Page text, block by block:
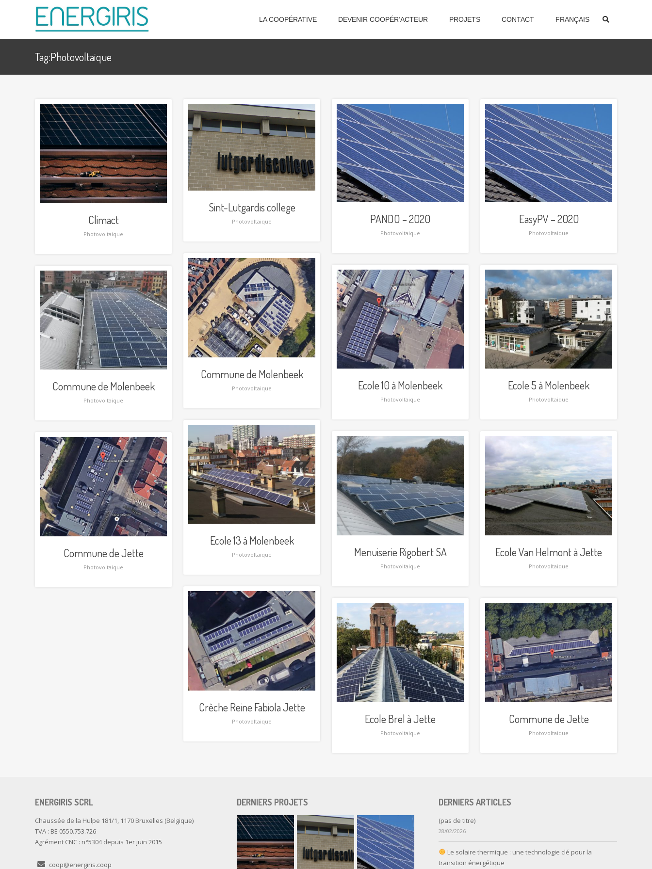
LA COOPÉRATIVE DEVENIR COOPÉR’ACTEUR PROJETS CONTACT FRANÇAIS
Tag:Photovoltaïque
Climact
Photovoltaique
Sint-Lutgardis college
Photovoltaique PANDO – 2020
Photovoltaique
EasyPV – 2020
Photovoltaique
Commune de Molenbeek
Photovoltaique Ecole 10 à Molenbeek
Photovoltaique
Ecole 5 à Molenbeek
Photovoltaique
Commune de Molenbeek
Photovoltaique
Ecole 13 à Molenbeek
Photovoltaique Menuiserie Rigobert SA
Photovoltaique
Ecole Van Helmont à Jette
Photovoltaique
Commune de Jette
Photovoltaique
Crèche Reine Fabiola Jette
Photovoltaique Ecole Brel à Jette
Photovoltaique
Commune de Jette
Photovoltaique
ENERGIRIS SCRL
Chaussée de la Hulpe 181/1, 1170 Bruxelles (Belgique)
TVA : BE 0550.753.726
Agrément CNC : n°5304 depuis 1er juin 2015
coop@energiris.coop
DERNIERS PROJETS DERNIERS ARTICLES
(pas de titre)
28/02/2026
Le solaire thermique : une technologie clé pour la
transition énergétique